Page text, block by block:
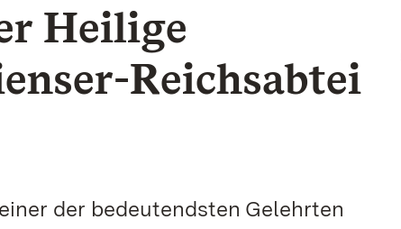
Heilige
Reichsabtei
der bedeutendsten Gelehrten